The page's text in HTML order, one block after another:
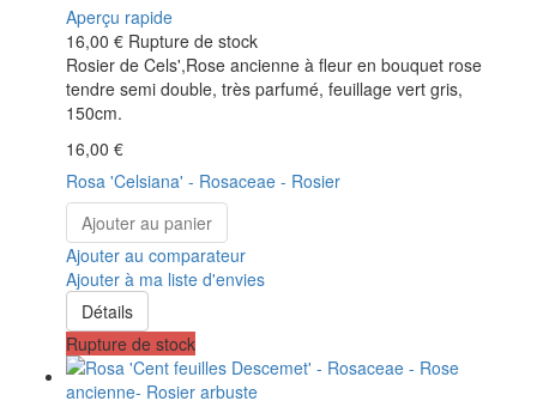
Aperçu rapide
16,00 € Rupture de stock
Rosier de Cels',Rose ancienne à fleur en bouquet rose
tendre semi double, très parfumé, feuillage vert gris,
150cm.
16,00 €
Rosa 'Celsiana' - Rosaceae - Rosier
Ajouter au panier
Ajouter au comparateur
Ajouter à ma liste d'envies
Détails
Rupture de stock